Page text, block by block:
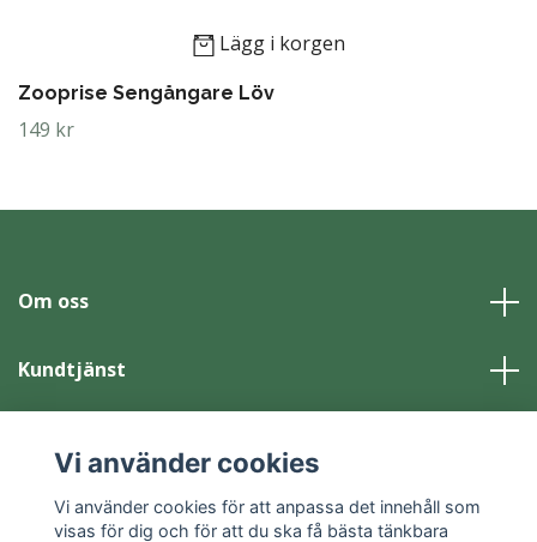
Lägg i korgen
Zooprise Sengångare Löv
149 kr
Om oss
Kundtjänst
Sociala medier
Vi använder cookies
Vi använder cookies för att anpassa det innehåll som
visas för dig och för att du ska få bästa tänkbara